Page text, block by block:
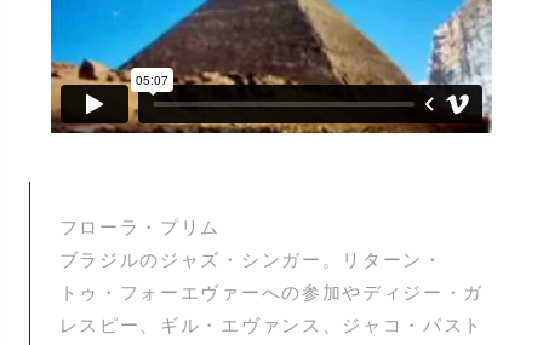
フローラ・プリム
ブラジルのジャズ・シンガー。リターン・
トゥ・フォーエヴァーへの参加やディジー・ガ
レスピー、ギル・エヴァンス、ジャコ・パスト